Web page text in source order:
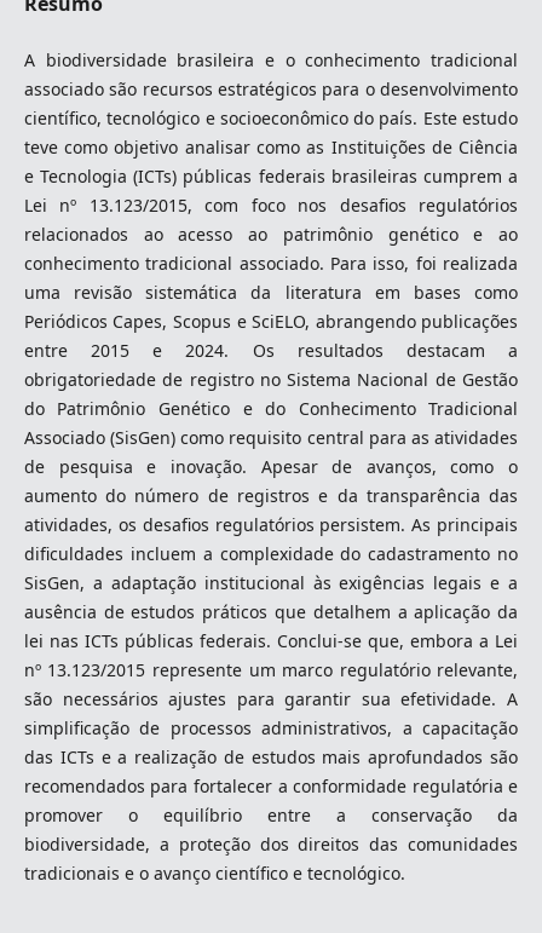
A biodiversidade brasileira e o conhecimento tradicional
associado são recursos estratégicos para o desenvolvimento
científico, tecnológico e socioeconômico do país. Este estudo
teve como objetivo analisar como as Instituições de Ciência
e Tecnologia (ICTs) públicas federais brasileiras cumprem a
Lei nº 13.123/2015, com foco nos desafios regulatórios
relacionados ao acesso ao patrimônio genético e ao
conhecimento tradicional associado. Para isso, foi realizada
uma revisão sistemática da literatura em bases como
Periódicos Capes, Scopus e SciELO, abrangendo publicações
entre 2015 e 2024. Os resultados destacam a
obrigatoriedade de registro no Sistema Nacional de Gestão
do Patrimônio Genético e do Conhecimento Tradicional
Associado (SisGen) como requisito central para as atividades
de pesquisa e inovação. Apesar de avanços, como o
aumento do número de registros e da transparência das
atividades, os desafios regulatórios persistem. As principais
dificuldades incluem a complexidade do cadastramento no
SisGen, a adaptação institucional às exigências legais e a
ausência de estudos práticos que detalhem a aplicação da
lei nas ICTs públicas federais. Conclui-se que, embora a Lei
nº 13.123/2015 represente um marco regulatório relevante,
são necessários ajustes para garantir sua efetividade. A
simplificação de processos administrativos, a capacitação
das ICTs e a realização de estudos mais aprofundados são
recomendados para fortalecer a conformidade regulatória e
promover o equilíbrio entre a conservação da
biodiversidade, a proteção dos direitos das comunidades
tradicionais e o avanço científico e tecnológico.